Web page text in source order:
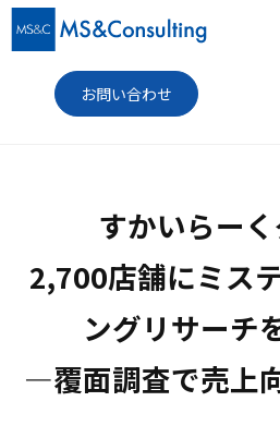
お問い合わせ
導入事例
ニュース
すかいらー
2,700店舗にミス
ングリサーチ
―覆面調査で売上